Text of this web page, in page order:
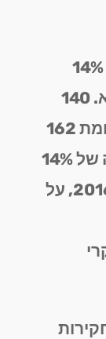
בשנת 2018 נרשמה ירידה של 14%
במספר המתגרשים בכפר סבא. 140
זוגות התגרשו בשנת 2018 לעומת 162
בשנת 2017. זאת לעומת עליה של 14%
שנרשמה בין השנים 2015 ל 2016, על
מקרי